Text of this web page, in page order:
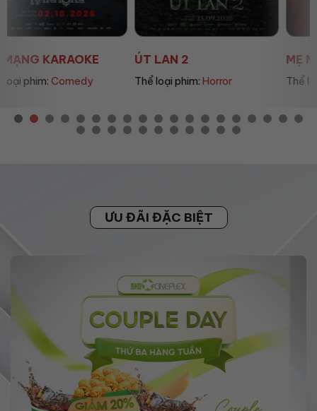
ÚT LAN 2
Thể loại phim:Horror
MẸ MÌN
Thể loại phim:Drama
ƯU ĐÃI ĐẶC BIỆT